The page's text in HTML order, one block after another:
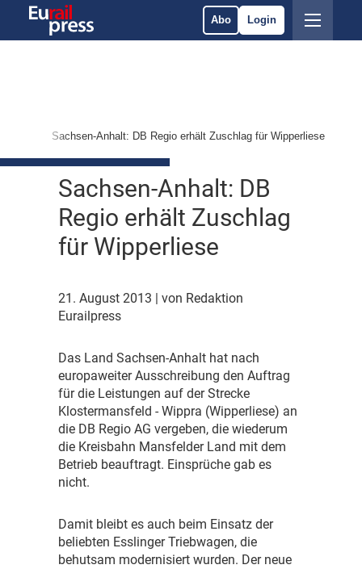
Abo Login
Sachsen-Anhalt: DB Regio erhält Zuschlag für Wipperliese
Sachsen-Anhalt: DB
Regio erhält Zuschlag
für Wipperliese
21. August 2013
| von Redaktion
Eurailpress
Das Land Sachsen-Anhalt hat nach
europaweiter Ausschreibung den Auftrag
für die Leistungen auf der Strecke
Klostermansfeld - Wippra (Wipperliese) an
die DB Regio AG vergeben, die wiederum
die Kreisbahn Mansfelder Land mit dem
Betrieb beauftragt. Einsprüche gab es
nicht.
Damit bleibt es auch beim Einsatz der
beliebten Esslinger Triebwagen, die
behutsam modernisiert wurden. Der neue